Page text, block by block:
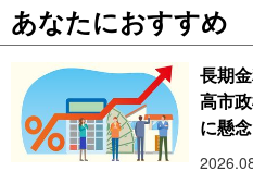
あなたにおすすめ
長期
高市
に懸念